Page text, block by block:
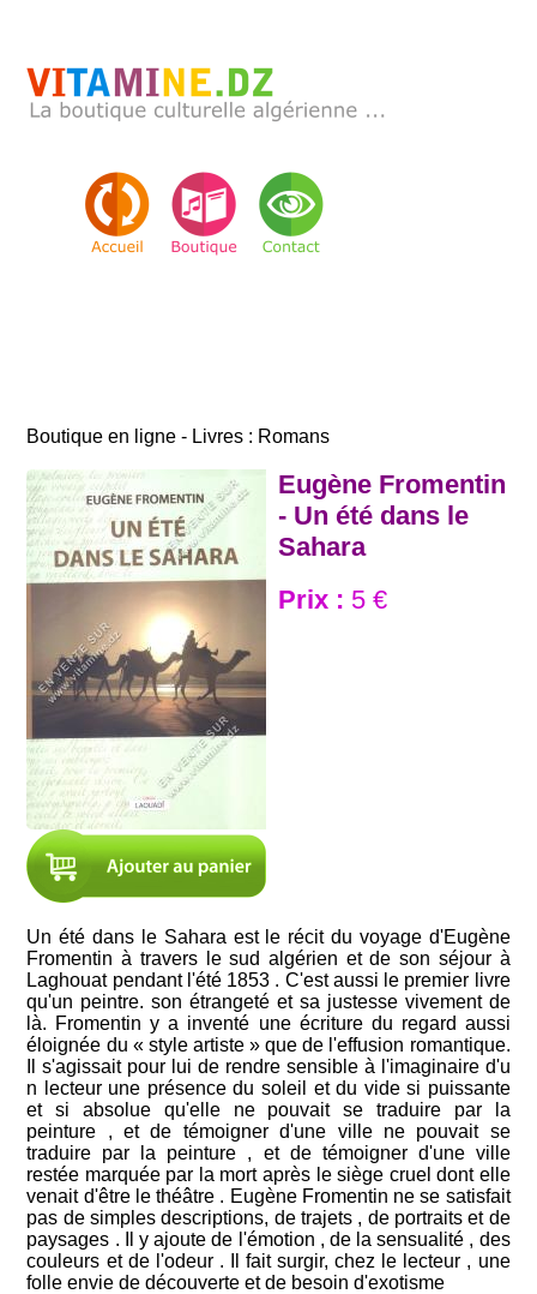
Boutique en ligne - Livres : Romans
Eugène Fromentin
- Un été dans le
Sahara
Prix : 5 €
Un été dans le Sahara est le récit du voyage d'Eugène
Fromentin à travers le sud algérien et de son séjour à
Laghouat pendant l'été 1853 . C'est aussi le premier livre
qu'un peintre. son étrangeté et sa justesse vivement de
là. Fromentin y a inventé une écriture du regard aussi
éloignée du « style artiste » que de l'effusion romantique.
Il s'agissait pour lui de rendre sensible à l'imaginaire d'u
n lecteur une présence du soleil et du vide si puissante
et si absolue qu'elle ne pouvait se traduire par la
peinture , et de témoigner d'une ville ne pouvait se
traduire par la peinture , et de témoigner d'une ville
restée marquée par la mort après le siège cruel dont elle
venait d'être le théâtre . Eugène Fromentin ne se satisfait
pas de simples descriptions, de trajets , de portraits et de
paysages . Il y ajoute de l'émotion , de la sensualité , des
couleurs et de l'odeur . Il fait surgir, chez le lecteur , une
folle envie de découverte et de besoin d'exotisme